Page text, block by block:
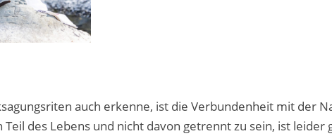
auch erkenne, ist die Verbundenheit mit der
des Lebens und nicht davon getrennt zu sein, ist leider